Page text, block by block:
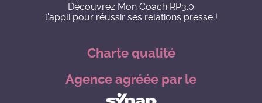
Découvrez Mon Coach RP3.0
l'appli pour réussir ses relations presse !
Charte qualité
Agence agréée par le